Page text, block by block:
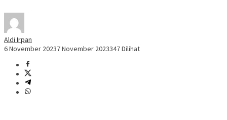
Aldi Irpan
6 November 20237 November 2023347 Dilihat